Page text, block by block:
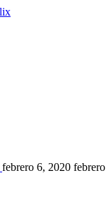
febrero 6, 2020